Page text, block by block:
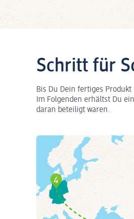
Schritt für
Bis Du Dein fertiges
Im Folgenden erhältst Du
daran beteiligt waren.